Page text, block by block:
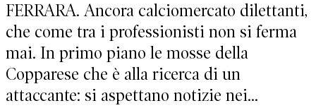
FERRARA. Ancora calciomercato dilettanti,
che come tra i professionisti non si ferma
mai. In primo piano le mosse della
Copparese che è alla ricerca di un
attaccante: si aspettano notizie nei...